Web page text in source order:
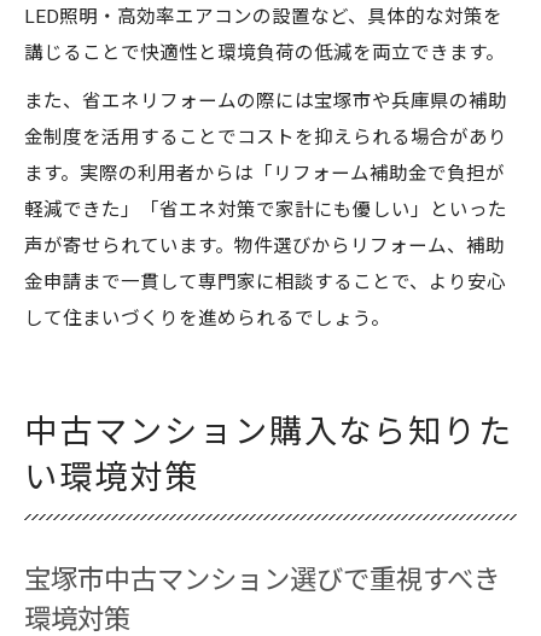
LED照明・高効率エアコンの設置など、具体的な対策を
講じることで快適性と環境負荷の低減を両立できます。
また、省エネリフォームの際には宝塚市や兵庫県の補助
金制度を活用することでコストを抑えられる場合があり
ます。実際の利用者からは「リフォーム補助金で負担が
軽減できた」「省エネ対策で家計にも優しい」といった
声が寄せられています。物件選びからリフォーム、補助
金申請まで一貫して専門家に相談することで、より安心
して住まいづくりを進められるでしょう。
中古マンション購入なら知りた
い環境対策
宝塚市中古マンション選びで重視すべき
環境対策